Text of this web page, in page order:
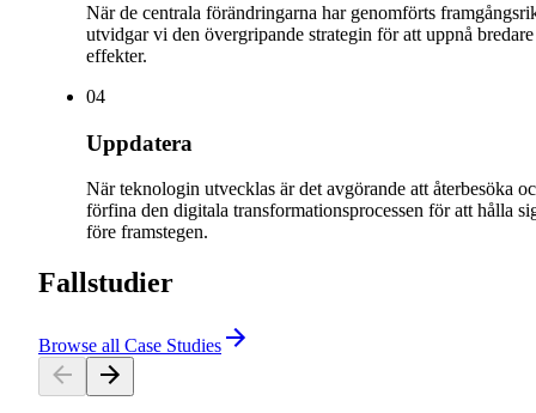
När de centrala förändringarna har genomförts
utvidgar vi den övergripande strategin för att uppnå bredare
effekter.
04
Uppdatera
När teknologin utvecklas är det avgörande att återbesöka
förfina den digitala transformationsprocessen för att hålla
före framstegen.
Fallstudier
Browse all Case Studies